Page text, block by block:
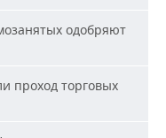
одобряют
проход торговых